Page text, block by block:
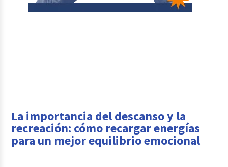
La importancia del descanso y la
recreación: cómo recargar energías
para un mejor equilibrio emocional